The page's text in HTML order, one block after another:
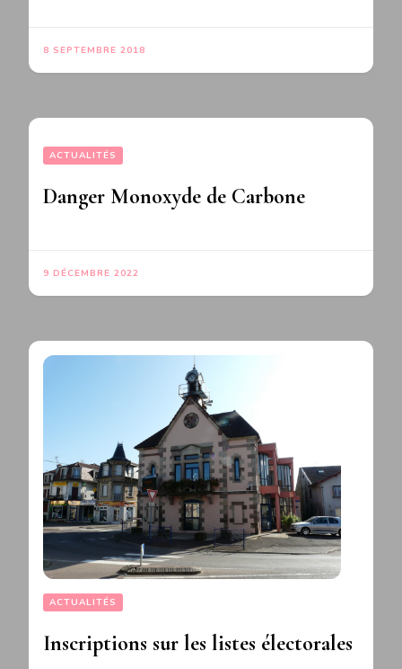
8 SEPTEMBRE 2018
ACTUALITÉS
Danger Monoxyde de Carbone
9 DÉCEMBRE 2022
ACTUALITÉS
Inscriptions sur les listes électorales